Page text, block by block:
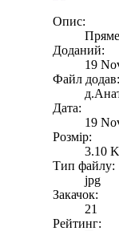
Опис:
Доданий:
19
Файл додав:
Дата:
19
Розмір:
3.10
Тип файлу:
jpg
Закачок:
21
Рейтинг: